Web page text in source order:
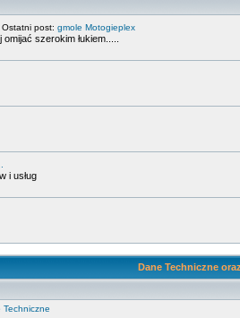
Ostatni post: gmole Motogieplex
szerokim łukiem.....
i usług
Dane Techniczne
Techniczne